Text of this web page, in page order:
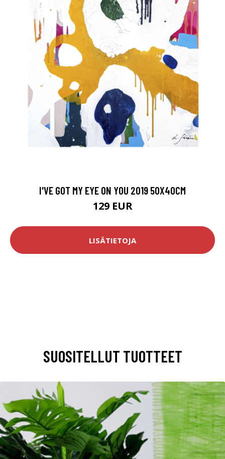
I'VE GOT MY EYE ON YOU 2019 50X40CM
129 EUR
LISÄTIETOJA
SUOSITELLUT TUOTTEET